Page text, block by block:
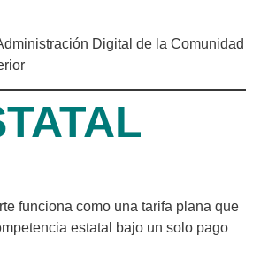
Digital de la Comunidad
funciona como una tarifa plana que
estatal bajo un solo pago